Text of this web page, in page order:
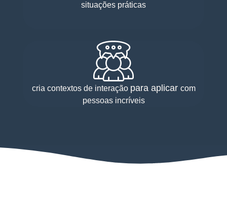
situações práticas
cria contextos de interação para aplicar com
pessoas incríveis